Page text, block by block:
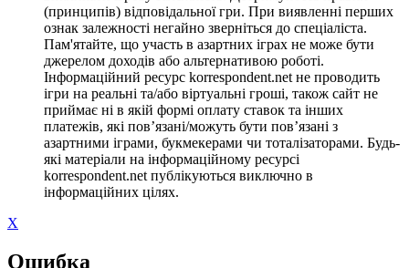
(принципів) відповідальної гри. При виявленні перших
ознак залежності негайно зверніться до спеціаліста.
Пам'ятайте, що участь в азартних іграх не може бути
джерелом доходів або альтернативою роботі.
Інформаційний ресурс korrespondent.net не проводить
ігри на реальні та/або віртуальні гроші, також сайт не
приймає ні в якій формі оплату ставок та інших
платежів, які пов’язані/можуть бути пов’язані з
азартними іграми, букмекерами чи тоталізаторами. Будь-
які матеріали на інформаційному ресурсі
korrespondent.net публікуються виключно в
інформаційних цілях.
X
Ошибка